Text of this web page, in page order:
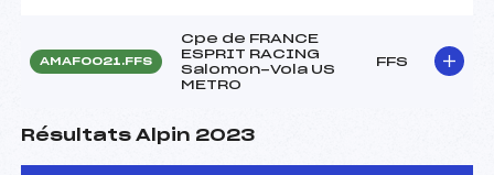
AMAF0021.FFS
Cpe de FRANCE
ESPRIT RACING
Salomon-Vola US
METRO
FFS
Résultats Alpin 2023